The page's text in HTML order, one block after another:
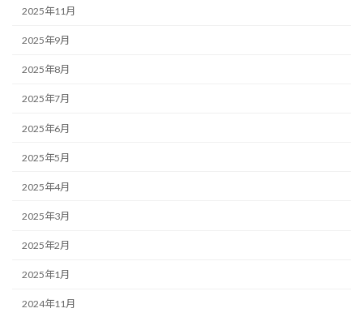
2025年11月
2025年9月
2025年8月
2025年7月
2025年6月
2025年5月
2025年4月
2025年3月
2025年2月
2025年1月
2024年11月